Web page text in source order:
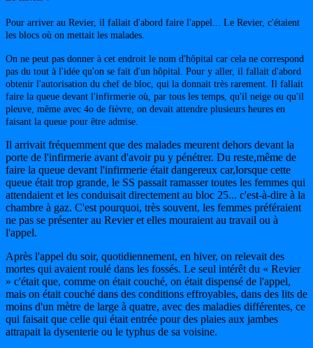
Pour arriver au Revier, il fallait d'abord faire l'appel... Le Revier, c'étaient
les blocs où on mettait les malades
On ne peut pas donner à cet endroit le nom d'hôpital car cela ne correspond
pas du tout à l'idée qu'on se fait d'un hôpital. Pour y aller, il fallait d'abord
obtenir l'autorisation du chef de bloc, qui la donnait très rarement. Il fallait
faire la queue devant l'infirmerie où, par tous les temps, qu'il neige ou qu'il
pleuve, même avec 4o de fièvre, on devait attendre plusieurs heures en
faisant la queue pour être admise.
Il arrivait fréquemment que des malades meurent dehors devant la
porte de l'infirmerie avant d'avoir pu y pénétrer. Du reste,même de
faire la queue devant l'infirmerie était dangereux car,lorsque cette
queue était trop grande, le SS passait ramasser toutes les femmes qui
attendaient et les conduisait directement au bloc 25... c'est-à-dire à la
chambre à gaz. C'est pourquoi, très souvent, les femmes préféraient
ne pas se présenter au Revier et elles mouraient au travail ou à
l'appel.
Après l'appel du soir, quotidiennement, en hiver, on relevait des
mortes qui avaient roulé dans les fossés. Le seul intérêt du « Revier
» c'était que, comme on était couché, on était dispensé de l'appel,
mais on était couché dans des conditions effroyables, dans des lits de
moins d'un mètre de large à quatre, avec des maladies différentes, ce
qui faisait que celle qui était entrée pour des plaies aux jambes
attrapait la dysenterie ou le typhus de sa voisine.